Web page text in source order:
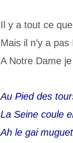
Il y a tout ce
Mais il n’y a pas
A Notre Dame
Au Pied des
La Seine coule
Ah le gai